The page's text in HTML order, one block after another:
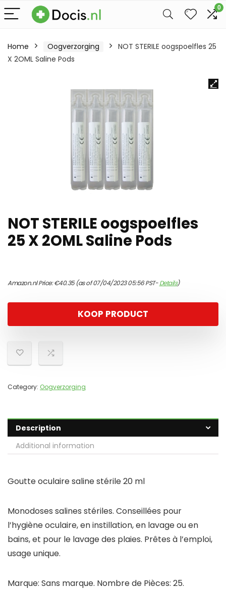
0
Home Oogverzorging
NOT STERILE oogspoelfles 25
X 2OML Saline Pods
NOT STERILE oogspoelfles
25 X 2OML Saline Pods
Amazon.nl Price:€40.35(as of 07/04/2023 05:56 PST-Details)
KOOP PRODUCT
Category: Oogverzorging
Description
Additional information
Goutte oculaire saline stérile 20 ml
Monodoses salines stériles. Conseillées pour
l’hygiène oculaire, en instillation, en lavage ou en
bains, et pour le lavage des plaies. Prêtes à l’emploi,
usage unique.
Marque: Sans marque. Nombre de Pièces: 25.